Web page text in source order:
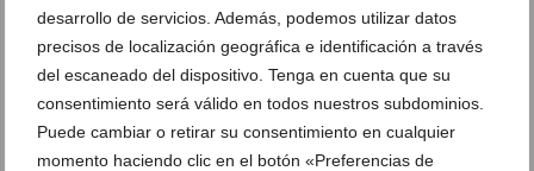
desarrollo de servicios. Además, podemos utilizar datos
precisos de localización geográfica e identificación a través
del escaneado del dispositivo. Tenga en cuenta que su
consentimiento será válido en todos nuestros subdominios.
Puede cambiar o retirar su consentimiento en cualquier
momento haciendo clic en el botón «Preferencias de
Clínica Dr. Ballester – Dentista, odontólogo
18 de diciembre de 2018